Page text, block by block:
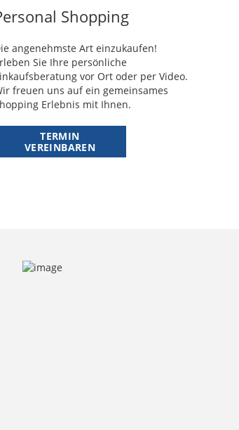
Shopping
angenehmste Art einzukaufen!
Sie Ihre persönliche
vor Ort oder per Video.
freuen uns auf ein gemeinsames
Erlebnis mit Ihnen.
TERMIN
VEREINBAREN